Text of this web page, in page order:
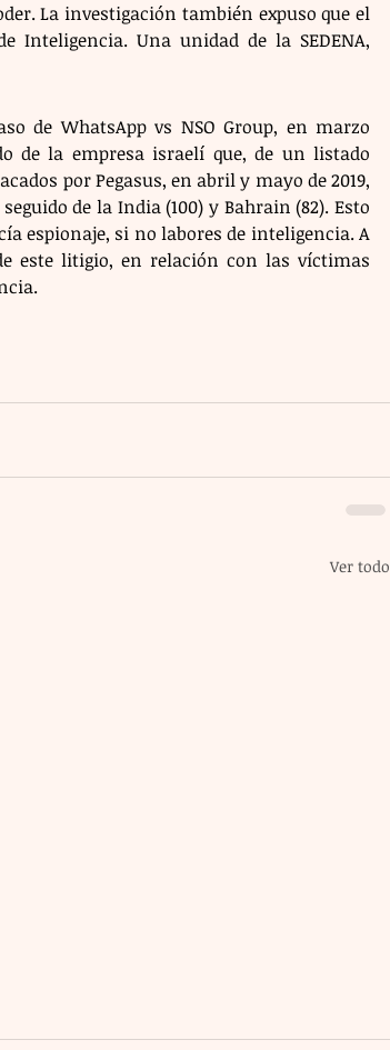
La investigación también expuso que el
Inteligencia. Una unidad de la SEDENA,
de WhatsApp vs NSO Group, en marzo
de la empresa israelí que, de un listado
por Pegasus, en abril y mayo de 2019,
de la India (100) y Bahrain (82). Esto
espionaje, si no labores de inteligencia. A
este litigio, en relación con las víctimas
Ver todo